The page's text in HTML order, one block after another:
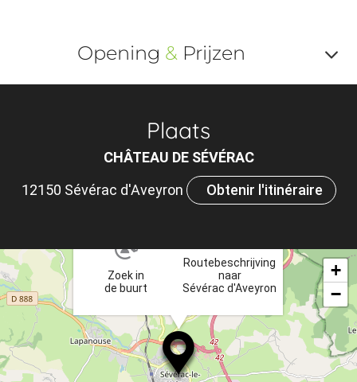
Opening &Prijzen
Plaats
CHÂTEAU DE SÉVÉRAC
12150 Sévérac d'Aveyron
Obtenir l'itinéraire
Zoek in
de buurt
Routebeschrijving
naar
Sévérac d'Aveyron
×
+
−